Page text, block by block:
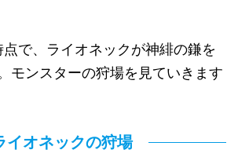
で、ライオネックが神緋の鎌を
モンスターの狩場を見ていきます
イオネックの狩場